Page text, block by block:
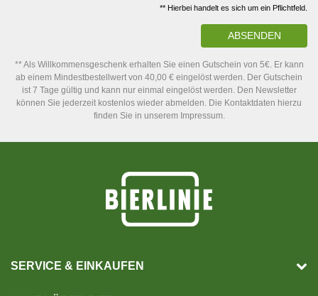
** Hierbei handelt es sich um ein Pflichtfeld.
ABSENDEN
** Als Willkommensgeschenk erhalten Sie einen Gutschein von 5€. Er kann
ab einem Mindestbestellwert von 40,00 € eingelöst werden. Der Gutschein
ist 7 Tage gültig und kann nur einmal eingelöst werden. Den Newsletter
können Sie jederzeit kostenlos wieder abmelden. Die Kontaktdaten hierzu
finden Sie in unserem Impressum.
SERVICE & EINKAUFEN